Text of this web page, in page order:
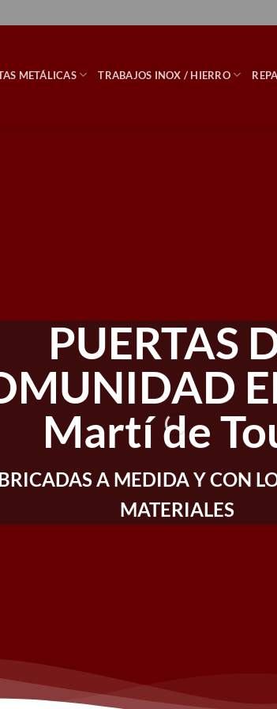
METÁLICAS TRABAJOS INOX / HIERRO
PUERTAS
Martí de
A MEDIDA Y CON
MATERIALES